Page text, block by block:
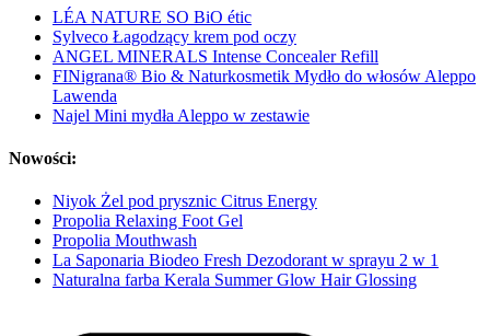
LÉA NATURE SO BiO étic
Sylveco Łagodzący krem pod oczy
ANGEL MINERALS Intense Concealer Refill
FINigrana® Bio & Naturkosmetik Mydło do włosów Aleppo
Lawenda
Najel Mini mydła Aleppo w zestawie
Nowości:
Niyok Żel pod prysznic Citrus Energy
Propolia Relaxing Foot Gel
Propolia Mouthwash
La Saponaria Biodeo Fresh Dezodorant w sprayu 2 w 1
Naturalna farba Kerala Summer Glow Hair Glossing